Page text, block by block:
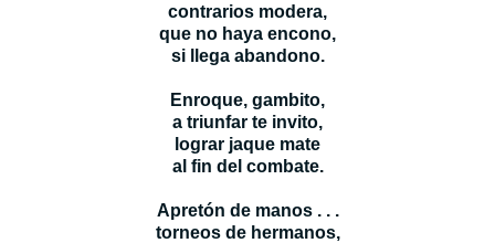
contrarios modera,
que no haya encono,
si llega abandono.
Enroque, gambito,
a triunfar te invito,
lograr jaque mate
al fin del combate.
Apretón de manos . . .
torneos de hermanos,